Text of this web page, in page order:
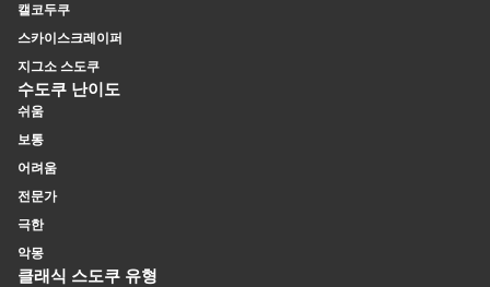
캘코두쿠
스카이스크레이퍼
지그소 스도쿠
수도쿠 난이도
쉬움
보통
어려움
전문가
극한
악몽
클래식 스도쿠 유형